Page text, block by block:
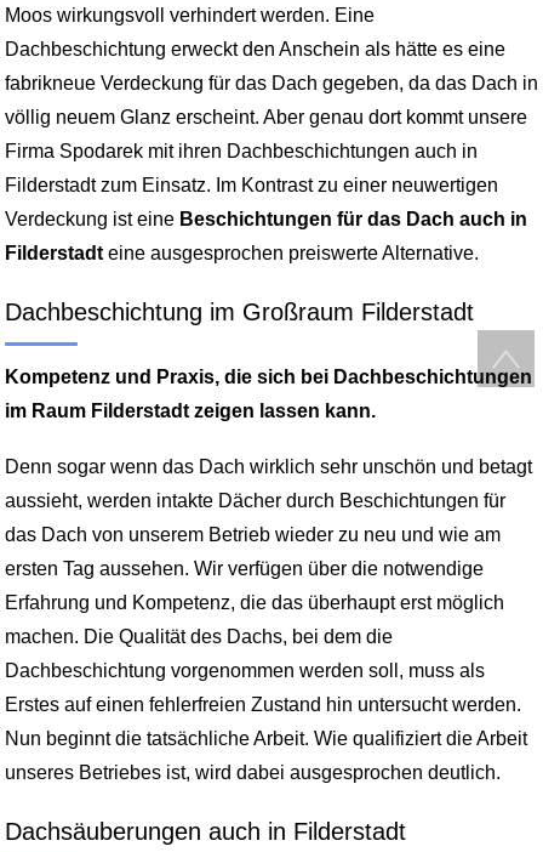
Moos wirkungsvoll verhindert werden. Eine
Dachbeschichtung erweckt den Anschein als hätte es eine
fabrikneue Verdeckung für das Dach gegeben, da das Dach in
völlig neuem Glanz erscheint. Aber genau dort kommt unsere
Firma Spodarek mit ihren Dachbeschichtungen auch in
Filderstadt zum Einsatz. Im Kontrast zu einer neuwertigen
Verdeckung ist eine Beschichtungen für das Dach auch in
Filderstadt eine ausgesprochen preiswerte Alternative.
Dachbeschichtung im Großraum Filderstadt
Kompetenz und Praxis, die sich bei Dachbeschichtungen
im Raum Filderstadt zeigen lassen kann.
Denn sogar wenn das Dach wirklich sehr unschön und betagt
aussieht, werden intakte Dächer durch Beschichtungen für
das Dach von unserem Betrieb wieder zu neu und wie am
ersten Tag aussehen. Wir verfügen über die notwendige
Erfahrung und Kompetenz, die das überhaupt erst möglich
machen. Die Qualität des Dachs, bei dem die
Dachbeschichtung vorgenommen werden soll, muss als
Erstes auf einen fehlerfreien Zustand hin untersucht werden.
Nun beginnt die tatsächliche Arbeit. Wie qualifiziert die Arbeit
unseres Betriebes ist, wird dabei ausgesprochen deutlich.
Dachsäuberungen auch in Filderstadt